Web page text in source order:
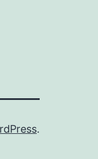
.